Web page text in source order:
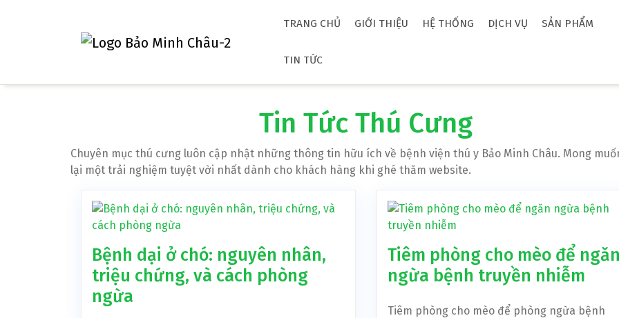
TRANG CHỦ GIỚI THIỆU HỆ THỐNG DỊCH VỤ SẢN PHẨM
TIN TỨC
Tin Tức Thú Cưng
Chuyên mục thú cưng luôn cập nhật những thông tin hữu ích về bệnh viện thú y Bảo Minh Châu. Mong
lại một trải nghiệm tuyệt vời nhất dành cho khách hàng khi ghé thăm website.
Bệnh dại ở chó: nguyên nhân,
triệu chứng, và cách phòng
ngừa
Tiêm phòng cho mèo để ngăn
ngừa bệnh truyền nhiễm
Tiêm phòng cho mèo để phòng ngừa bệnh